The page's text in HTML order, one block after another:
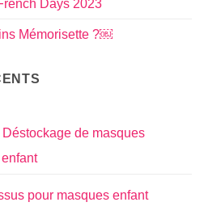
Days 2023
Mémorisette ?￼
Déstockage de masques
pour masques enfant